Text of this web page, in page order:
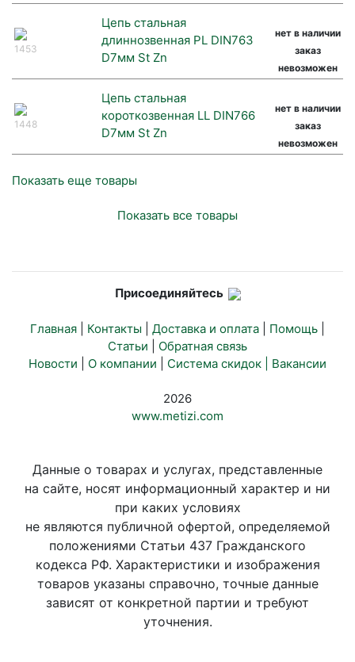
1453
Цепь стальная
длиннозвенная PL DIN763
D7мм St Zn
нет в наличии
заказ
невозможен
1448
Цепь стальная
короткозвенная LL DIN766
D7мм St Zn
нет в наличии
заказ
невозможен
Показать еще товары
Показать все товары
Присоединяйтесь
Главная Контакты Доставка и оплата Помощь
Статьи
Обратная связь
Новости
О компании Система скидок | Вакансии
2026
www.metizi.com
Данные о товарах и услугах, представленные
на сайте, носят информационный характер и ни
при каких условиях
не являются публичной офертой, определяемой
положениями Статьи 437 Гражданского
кодекса РФ. Характеристики и изображения
товаров указаны справочно, точные данные
зависят от конкретной партии и требуют
уточнения.